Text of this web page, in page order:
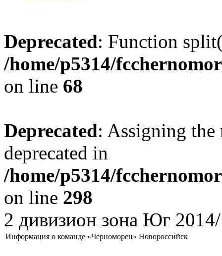
Deprecated: Function
/home/p5314/
on line 68
Deprecated: Assigning the
deprecated in
/home/p5314/
on line 298
2 дивизион зона Юг
Информация о команде «Черноморец» Новороссийск